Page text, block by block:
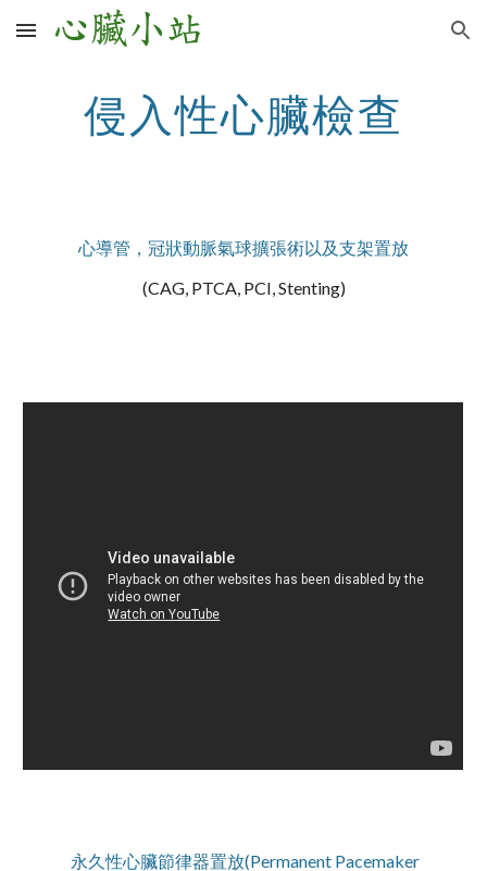
Skip to main content Skip to navigation
侵入性心臟檢查
心導管，冠狀動脈氣球擴張術以及支架置放
(CAG, PTCA, PCI, Stenting)
永久性心臟節律器置放(Permanent Pacemaker